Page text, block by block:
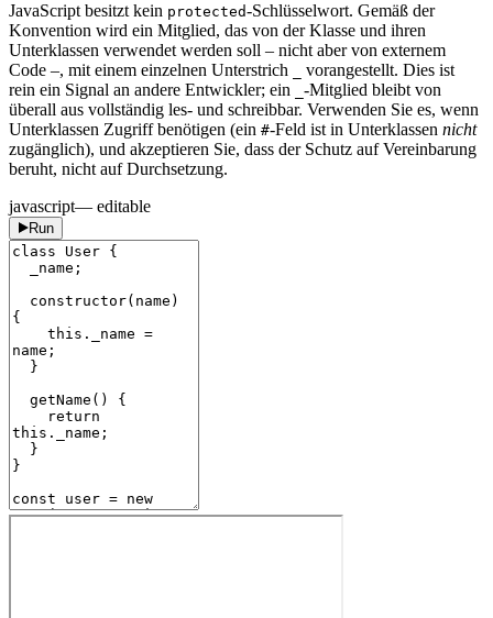
JavaScript besitzt kein protected-Schlüsselwort. Gemäß der
Konvention wird ein Mitglied, das von der Klasse und ihren
Unterklassen verwendet werden soll – nicht aber von externem
Code –, mit einem einzelnen Unterstrich
vorangestellt. Dies ist
rein ein Signal an andere Entwickler; ein
-Mitglied bleibt von
überall aus vollständig les- und schreibbar. Verwenden Sie es, wenn
Unterklassen Zugriff benötigen (ein #-Feld ist in Unterklassen nicht
zugänglich), und akzeptieren Sie, dass der Schutz auf Vereinbarung
beruht, nicht auf Durchsetzung.
javascript— editable
Run